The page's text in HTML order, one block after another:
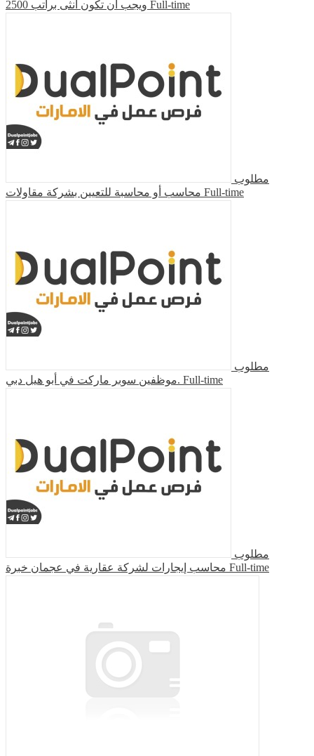
ويجب أن تكون أنثى براتب 2500 Full-time
مطلوب
محاسب أو محاسبة للتعيين بشركة مقاولات Full-time
مطلوب
موظفين سوبر ماركت في أبو هيل دبي. Full-time
مطلوب
محاسب إيجارات لشركة عقارية في عجمان خبرة Full-time